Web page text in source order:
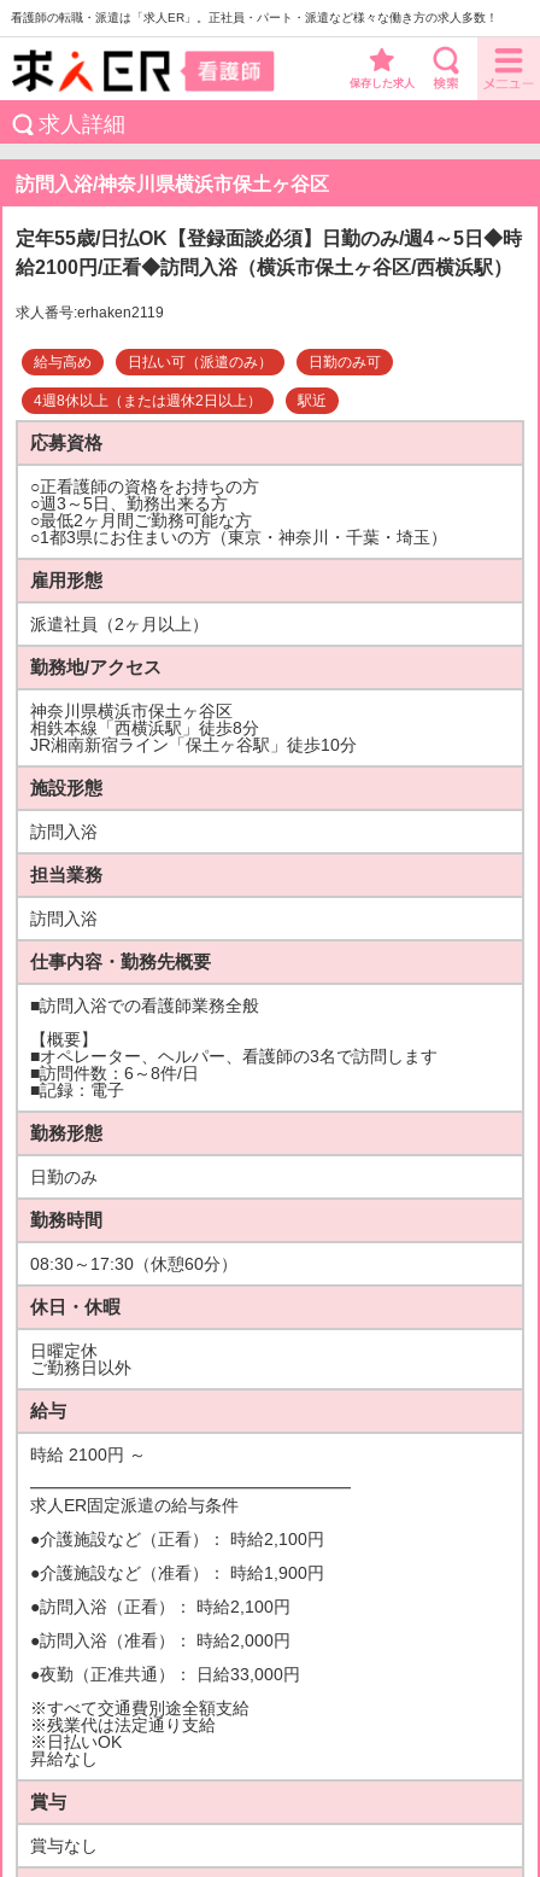
看護師の転職・派遣は「求人ER」。正社員・パート・派遣など様々な働き方の求人多数！
保存した求人
求人詳細
訪問入浴/神奈川県横浜市保土ヶ谷区
定年55歳/日払OK【登録面談必須】日勤のみ/週4～5日◆時
給2100円/正看◆訪問入浴（横浜市保土ヶ谷区/西横浜駅）
求人番号:erhaken2119
給与高め 日払い可（派遣のみ） 日勤のみ可
4週8休以上（または週休2日以上） 駅近
応募資格
○正看護師の資格をお持ちの方
○週3～5日、勤務出来る方
○最低2ヶ月間ご勤務可能な方
○1都3県にお住まいの方（東京・神奈川・千葉・埼玉）
雇用形態
派遣社員（2ヶ月以上）
勤務地/アクセス
神奈川県横浜市保土ヶ谷区
相鉄本線「西横浜駅」徒歩8分
JR湘南新宿ライン「保土ヶ谷駅」徒歩10分
施設形態
訪問入浴
担当業務
訪問入浴
仕事内容・勤務先概要
■訪問入浴での看護師業務全般
【概要】
■オペレーター、ヘルパー、看護師の3名で訪問します
■訪問件数：6～8件/日
■記録：電子
勤務形態
日勤のみ
勤務時間
08:30～17:30（休憩60分）
休日・休暇
日曜定休
ご勤務日以外
給与
時給 2100円 ～
━━━━━━━━━━━━━━━━━━━
求人ER固定派遣の給与条件
●介護施設など（正看）： 時給2,100円
●介護施設など（准看）： 時給1,900円
●訪問入浴（正看）： 時給2,100円
●訪問入浴（准看）： 時給2,000円
●夜勤（正准共通）： 日給33,000円
※すべて交通費別途全額支給
※残業代は法定通り支給
※日払いOK
昇給なし
賞与
賞与なし